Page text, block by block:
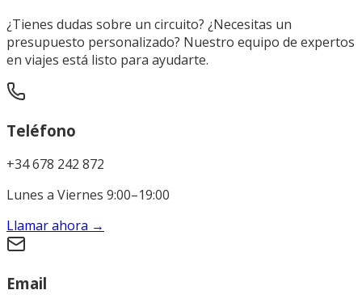
¿Tienes dudas sobre un circuito? ¿Necesitas un
presupuesto personalizado? Nuestro equipo de expertos
en viajes está listo para ayudarte.
Teléfono
+34 678 242 872
Lunes a Viernes 9:00–19:00
Llamar ahora →
Email